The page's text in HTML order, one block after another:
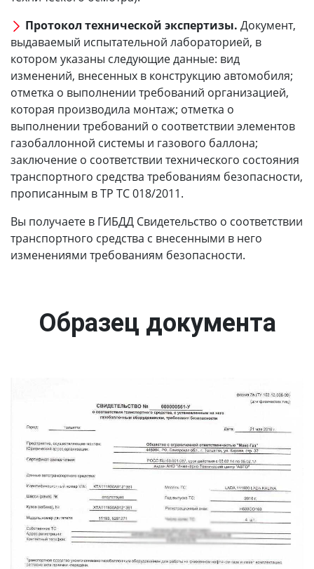
Протокол технической экспертизы. Документ,
выдаваемый испытательной лабораторией, в
котором указаны следующие данные: вид
изменений, внесенных в конструкцию автомобиля;
отметка о выполнении требований организацией,
которая производила монтаж; отметка о
выполнении требований о соответствии элементов
газобаллонной системы и газового баллона;
заключение о соответствии технического состояния
транспортного средства требованиям безопасности,
прописанным в ТР ТС 018/2011.
Вы получаете в ГИБДД Свидетельство о соответствии
транспортного средства с внесенными в него
изменениями требованиям безопасности.
Образец документа